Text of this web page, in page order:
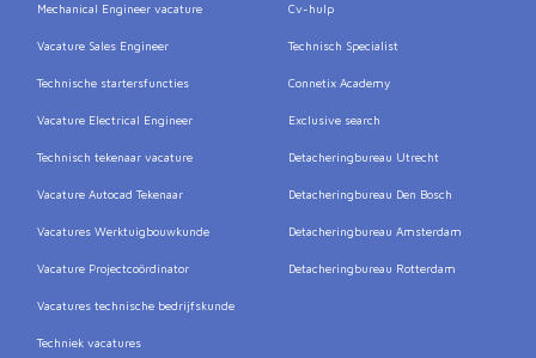
Mechanical Engineer vacature
Vacature Sales Engineer
Technische startersfuncties
Vacature Electrical Engineer
Technisch tekenaar vacature
Vacature Autocad Tekenaar
Vacatures Werktuigbouwkunde
Vacature Projectcoördinator
Vacatures technische bedrijfskunde
Techniek vacatures
Cv-hulp
Technisch Specialist
Connetix Academy
Exclusive search
Detacheringbureau Utrecht
Detacheringbureau Den Bosch
Detacheringbureau Amsterdam
Detacheringbureau Rotterdam